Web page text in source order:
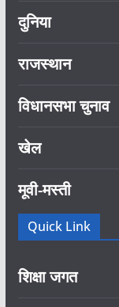
दुनिया
राजस्थान
विधानसभा चुनाव
खेल
मूवी-मस्ती
Quick Link
शिक्षा जगत